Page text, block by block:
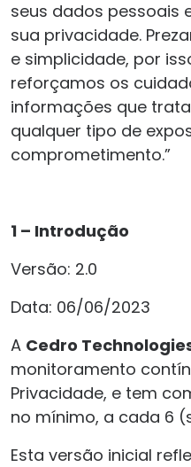
seus dados pessoais
sua privacidade.
e simplicidade, por
reforçamos os
informações que
qualquer tipo de
comprometimento.”
1 – Introdução
Versão: 2.0
Data: 06/06/2023
A Cedro
monitoramento
Privacidade, e tem
no mínimo, a cada 6
Esta versão inicial